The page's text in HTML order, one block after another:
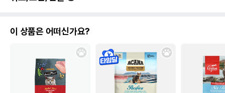
이 상품은 어떠신가요?